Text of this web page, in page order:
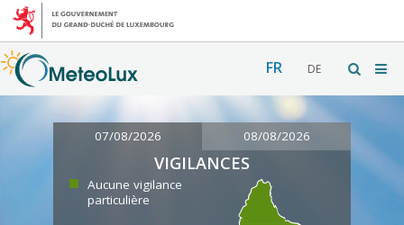
FR DE
07/08/2026 08/08/2026
VIGILANCES
Aucune vigilance
particulière